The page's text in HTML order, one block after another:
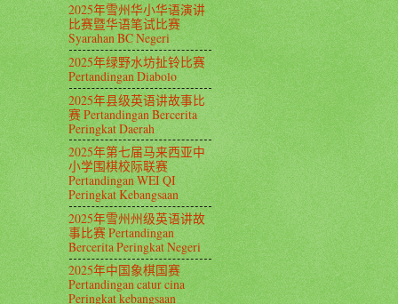
2025年雪州华小华语演讲
比赛暨华语笔试比赛
Syarahan BC Negeri
2025年绿野水坊扯铃比赛
Pertandingan Diabolo
2025年县级英语讲故事比
赛 Pertandingan Bercerita
Peringkat Daerah
2025年第七届马来西亚中
小学围棋校际联赛
Pertandingan WEI QI
Peringkat Kebangsaan
2025年雪州州级英语讲故
事比赛 Pertandingan
Bercerita Peringkat Negeri
2025年中国象棋国赛
Pertandingan catur cina
Peringkat kebangsaan